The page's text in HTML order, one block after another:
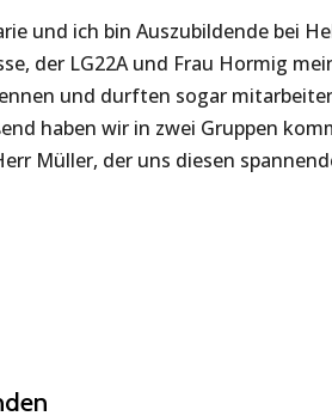
und ich bin Auszubildende bei
der LG22A und Frau Hormig
und durften sogar
haben wir in zwei Gruppen
Müller, der uns diesen